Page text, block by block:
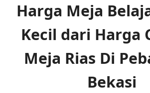
Harga Meja
Kecil dari Harga
Meja Rias Di
Bekasi